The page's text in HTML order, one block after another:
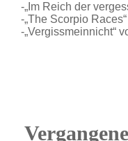
-„Im Reich der
-„The Scorpio
-„Vergissmeinnicht“